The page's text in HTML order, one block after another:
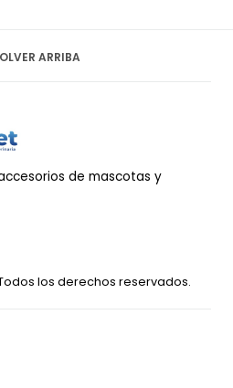
ARRIBA
de mascotas y
los derechos reservados.